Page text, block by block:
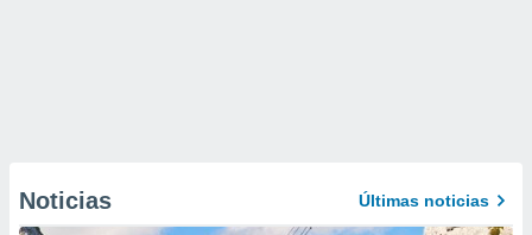
Noticias Últimas noticias